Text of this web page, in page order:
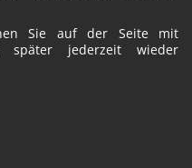
Sie auf der Seite mit
später jederzeit wieder